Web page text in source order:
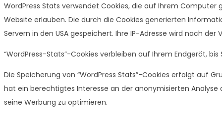
WordPress Stats verwendet Cookies, die auf Ihrem
Website erlauben. Die durch die Cookies generierten
Servern in den USA gespeichert. Ihre IP-Adresse wird nach
“WordPress-Stats”-Cookies verbleiben auf Ihrem Endgerät, bis
Die Speicherung von “WordPress Stats”-Cookies erfolgt auf
hat ein berechtigtes Interesse an der anonymisierten
seine Werbung zu optimieren.